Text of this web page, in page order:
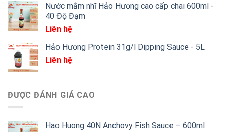
Nước mắm nhĩ Hảo Hương cao cấp chai 600ml -
40 Độ Đạm
Liên hệ
Hảo Hương Protein 31g/l Dipping Sauce - 5L
Liên hệ
ĐƯỢC ĐÁNH GIÁ CAO
Hao Huong 40N Anchovy Fish Sauce – 600ml